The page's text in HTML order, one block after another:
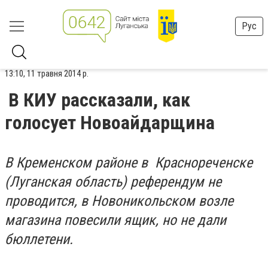
Рус
13:10, 11 травня 2014 р.
В КИУ рассказали, как
голосует Новоайдарщина
В Кременском районе в Краснореченске
(Луганская область) референдум не
проводится, в Новоникольском возле
магазина повесили ящик, но не дали
бюллетени.